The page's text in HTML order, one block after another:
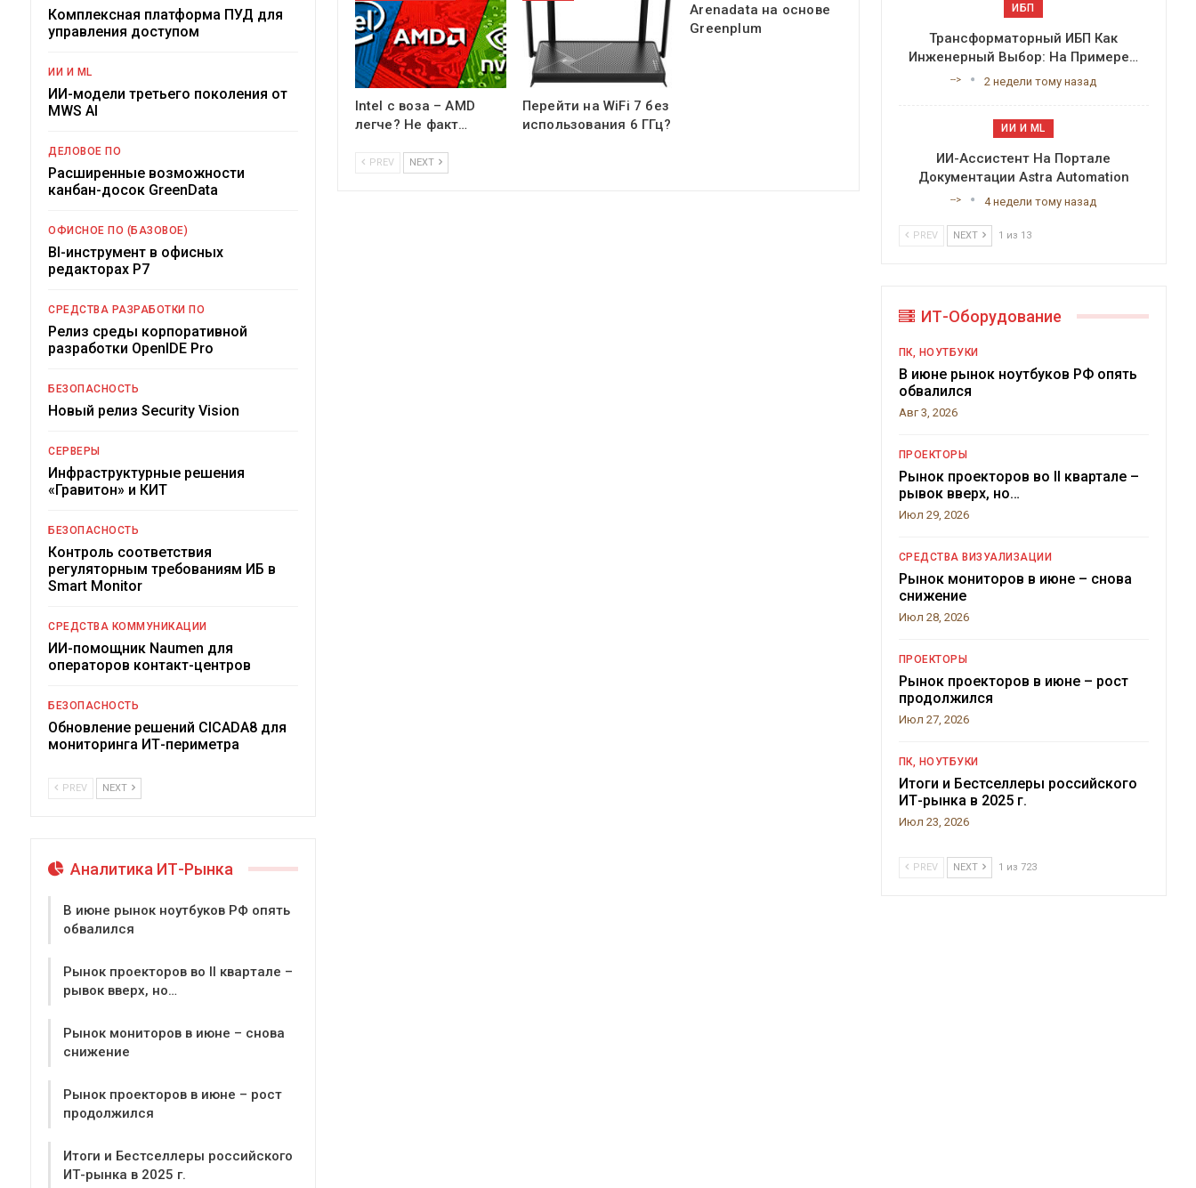
Intel с воза – AMD
легче? Не факт…
Перейти на WiFi 7 без
использования 6 ГГц?
Arenadata на основе
Greenplum
PREV NEXT
Комплексная платформа ПУД для
управления доступом
ИИ И ML
ИИ-модели третьего поколения от
MWS AI
ДЕЛОВОЕ ПО
Расширенные возможности
канбан-досок GreenData
ОФИСНОЕ ПО (БАЗОВОЕ)
BI-инструмент в офисных
редакторах Р7
СРЕДСТВА РАЗРАБОТКИ ПО
Релиз среды корпоративной
разработки OpenIDE Pro
БЕЗОПАСНОСТЬ
Новый релиз Security Vision
СЕРВЕРЫ
Инфраструктурные решения
«Гравитон» и КИТ
БЕЗОПАСНОСТЬ
Контроль соответствия
регуляторным требованиям ИБ в
Smart Monitor
СРЕДСТВА КОММУНИКАЦИИ
ИИ-помощник Naumen для
операторов контакт-центров
БЕЗОПАСНОСТЬ
Обновление решений CICADA8 для
мониторинга ИТ-периметра
PREV NEXT
Аналитика ИТ-Рынка
В июне рынок ноутбуков РФ опять
обвалился
Рынок проекторов во II квартале –
рывок вверх, но…
Рынок мониторов в июне – снова
снижение
Рынок проекторов в июне – рост
продолжился
Итоги и Бестселлеры российского
ИТ-рынка в 2025 г.
ИБП
Трансформаторный ИБП Как
Инженерный Выбор: На Примере…
--> 2 недели тому назад
ИИ И ML
ИИ-Ассистент На Портале
Документации Astra Automation
--> 4 недели тому назад
PREV NEXT 1 из 13
ИТ-Оборудование
ПК, НОУТБУКИ
В июне рынок ноутбуков РФ опять
обвалился
Авг 3, 2026
ПРОЕКТОРЫ
Рынок проекторов во II квартале –
рывок вверх, но…
Июл 29, 2026
СРЕДСТВА ВИЗУАЛИЗАЦИИ
Рынок мониторов в июне – снова
снижение
Июл 28, 2026
ПРОЕКТОРЫ
Рынок проекторов в июне – рост
продолжился
Июл 27, 2026
ПК, НОУТБУКИ
Итоги и Бестселлеры российского
ИТ-рынка в 2025 г.
Июл 23, 2026
PREV NEXT 1 из 723